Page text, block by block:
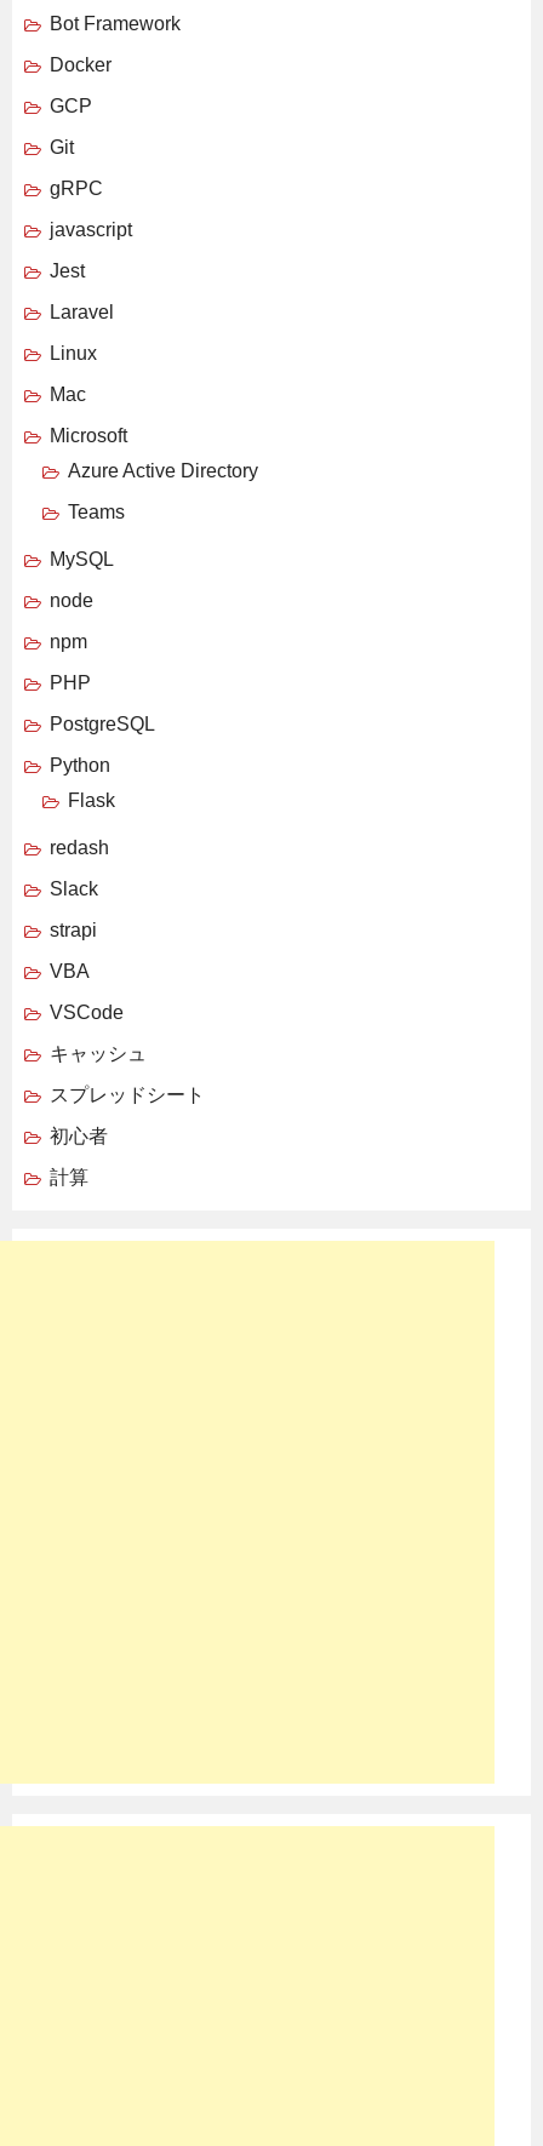
Bot Framework
Docker
GCP
Git
gRPC
javascript
Jest
Laravel
Linux
Mac
Microsoft
Azure Active Directory
Teams
MySQL
node
npm
PHP
PostgreSQL
Python
Flask
redash
Slack
strapi
VBA
VSCode
キャッシュ
スプレッドシート
初心者
計算